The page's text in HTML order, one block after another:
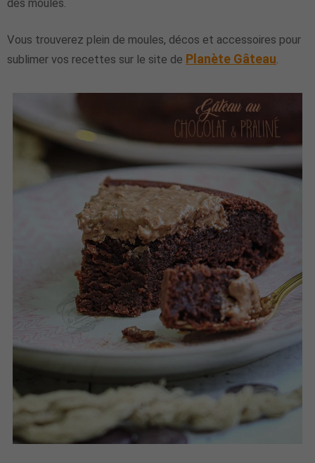
des moules.
Vous trouverez plein de moules, décos et accessoires pour
sublimer vos recettes sur le site de Planète Gâteau